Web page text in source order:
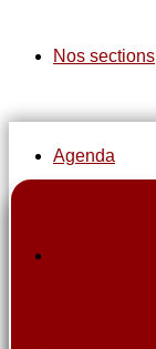
Nos sections
Agenda